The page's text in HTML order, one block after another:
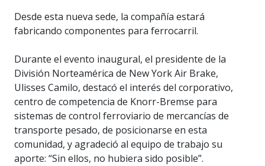
Desde esta nueva sede, la compañía estará
fabricando componentes para ferrocarril.
Durante el evento inaugural, el presidente de la
División Norteamérica de New York Air Brake,
Ulisses Camilo, destacó el interés del corporativo,
centro de competencia de Knorr-Bremse para
sistemas de control ferroviario de mercancías de
transporte pesado, de posicionarse en esta
comunidad, y agradeció al equipo de trabajo su
aporte: “Sin ellos, no hubiera sido posible”.